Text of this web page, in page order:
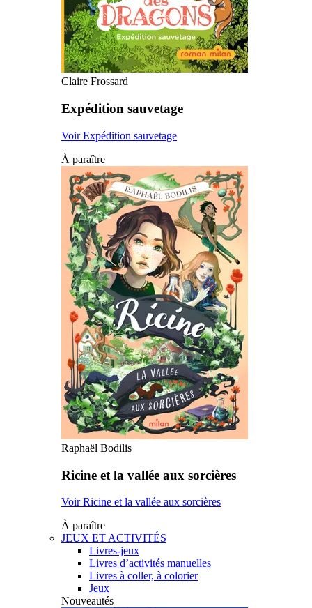
Claire Frossard
Expédition sauvetage
Voir Expédition sauvetage
À paraître
Raphaël Bodilis
Ricine et la vallée aux sorcières
Voir Ricine et la vallée aux sorcières
À paraître
JEUX ET ACTIVITÉS
Livres-jeux
Livres d’activités manuelles
Livres à coller, à colorier
Jeux
Nouveautés